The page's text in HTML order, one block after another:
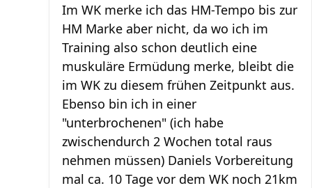
Im WK merke ich das HM-Tempo bis zur
HM Marke aber nicht, da wo ich im
Training also schon deutlich eine
muskuläre Ermüdung merke, bleibt die
im WK zu diesem frühen Zeitpunkt aus.
Ebenso bin ich in einer
"unterbrochenen" (ich habe
zwischendurch 2 Wochen total raus
nehmen müssen) Daniels Vorbereitung
mal ca. 10 Tage vor dem WK noch 21km